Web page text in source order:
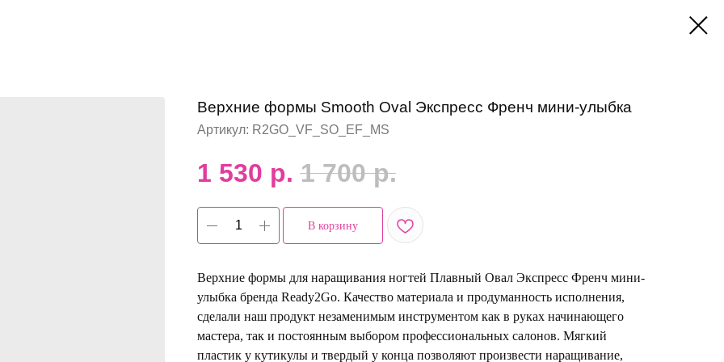
Верхние формы Smooth Oval Экспресс Френч мини-улыбка
Артикул: R2GO_VF_SO_EF_MS
1 530 р. 1 700 р.
В корзину
Верхние формы для наращивания ногтей Плавный Овал Экспресс Френч мини-
улыбка бренда Ready2Go. Качество материала и продуманность исполнения,
сделали наш продукт незаменимым инструментом как в руках начинающего
мастера, так и постоянным выбором профессиональных салонов. Мягкий
пластик у кутикулы и твердый у конца позволяют произвести наращивание,